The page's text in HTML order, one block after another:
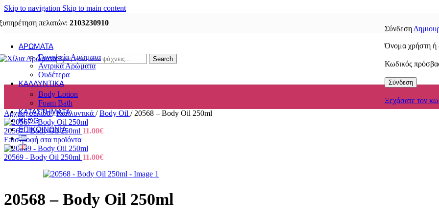
Skip to navigation Skip to main content
πελατών: 2103230910
Search
Σύνδεση
Όνομα χρήστη ή
Κωδικός
Σύνδεση
Ξεχάσατε τον
ΑΡΏΜΑΤΑ
Γυναικεία Αρώματα
Αντρικά Αρώματα
Ουδέτερα
ΚΑΛΛΥΝΤΙΚΆ
Body Lotion
Foam Bath
ΚΑΤΑΣΤΉΜΑΤΑ
BLOG
ΕΠΙΚΟΙΝΩΝΊΑ
Αρχική σελίδα/ Καλλυντικά / Body Oil / 20568 – Body Oil 250ml
20567 - Body Oil 250ml 11.00€
Επιστροφή στα προϊόντα
20569 - Body Oil 250ml 11.00€
20568 – Body Oil 250ml